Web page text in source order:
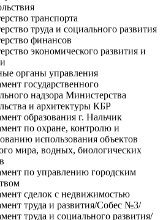
транспорта
труда и социального развития
финансов
экономического развития и
органы управления
государственного
надзора Министерства
и архитектуры КБР
образования г. Нальчик
по охране, контролю и
использования объектов
мира, водных, биологических
по управлению городским
сделок с недвижимостью
труда и развития/Собес №3/
труда и социального развития/